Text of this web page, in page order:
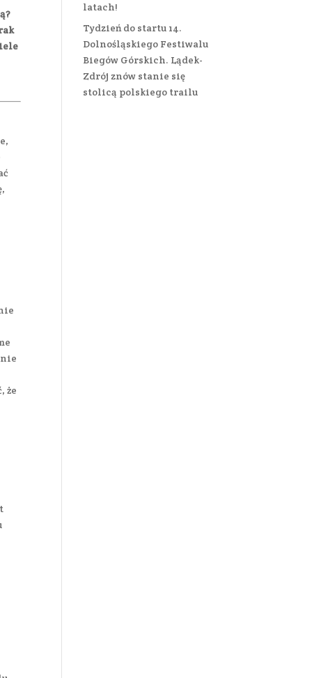
że
latach!
Tydzień do startu 14.
Dolnośląskiego Festiwalu
Biegów Górskich. Lądek-
Zdrój znów stanie się
stolicą polskiego trailu